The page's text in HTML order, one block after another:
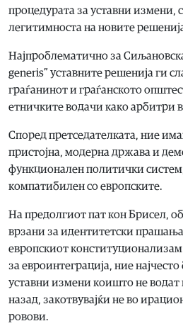
процедурата за уставни измени,
легитимноста на новите
Најпроблематично за
generis” уставните решенија ги
граѓанинот и граѓанското
етничките водачи како арбитри
Според претседателката, ние
пристојна, модерна држава и
функционален политички
компатибилен со европските.
На предолгиот пат кон Брисел,
врзани за идентитетски
европскиот
за евроинтеграција, ние
уставни измени коишто не водат
назад, закотвувајќи не во
ровови.